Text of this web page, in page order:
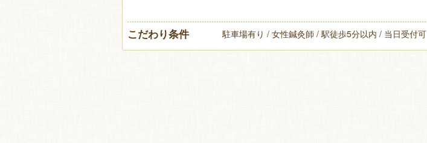
こだわり条件 駐車場有り / 女性鍼灸師 / 駅徒歩5分以内 / 当日受付可